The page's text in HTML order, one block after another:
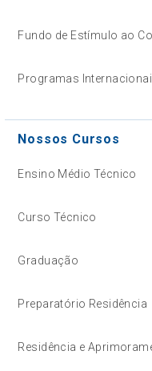
Fundo de Estímulo ao
Programas
Nossos Cursos
Ensino Médio Técnico
Curso Técnico
Graduação
Preparatório Residência
Residência e